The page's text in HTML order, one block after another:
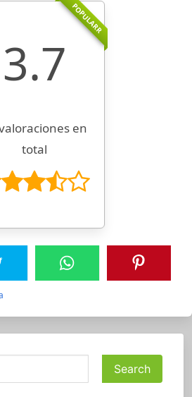
POPULARR
3.7
en
total